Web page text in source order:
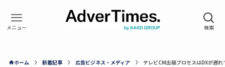
ホーム 新着記事 広告ビジネス・メディア テレビCM出稿プロセスはDXが遅